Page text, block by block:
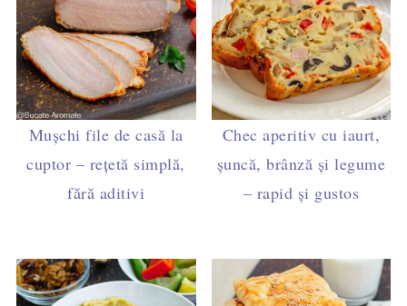
Mușchi file de casă la
cuptor – rețetă simplă,
fără aditivi
Chec aperitiv cu iaurt,
șuncă, brânză și legume
– rapid și gustos